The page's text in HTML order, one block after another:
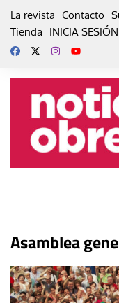
La revista Contacto
Tienda
INICIA SESIÓN
Asamblea